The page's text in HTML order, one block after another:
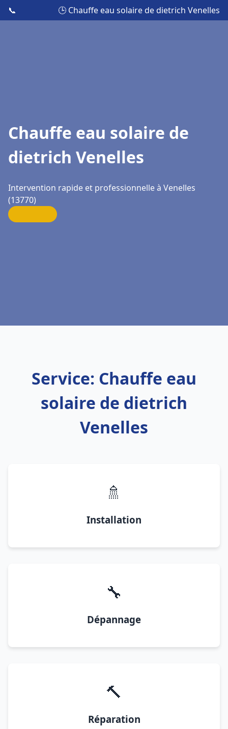
📞 🕒 Chauffe eau solaire de dietrich Venelles
Chauffe eau solaire de
dietrich Venelles
Intervention rapide et professionnelle à Venelles
(13770)
Service: Chauffe eau
solaire de dietrich
Venelles
🚿
Installation
🔧
Dépannage
🔨
Réparation